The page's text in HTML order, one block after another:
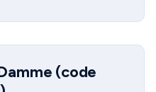
(code